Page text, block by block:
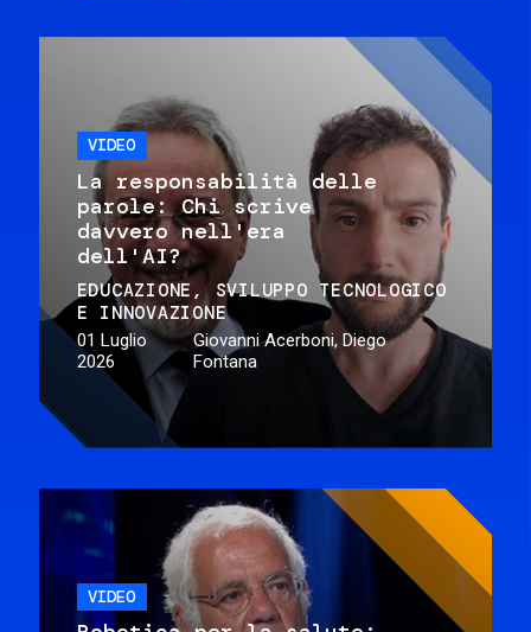
VIDEO
La responsabilità delle
parole: Chi scrive
davvero nell'era
dell'AI?
EDUCAZIONE
SVILUPPO TECNOLOGICO
E INNOVAZIONE
01 Luglio
2026
Giovanni Acerboni, Diego
Fontana
VIDEO